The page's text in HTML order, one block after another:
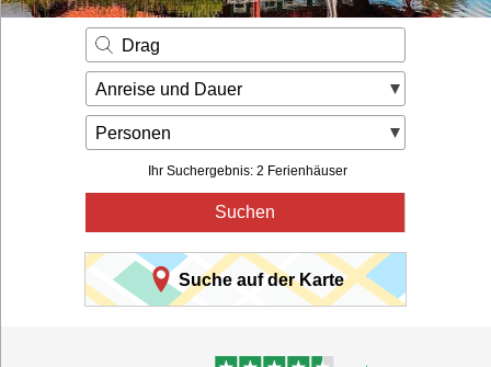
Login
Drag
Anreise und Dauer
Personen
Ihr Suchergebnis: 2 Ferienhäuser
Suchen
Suche auf der Karte